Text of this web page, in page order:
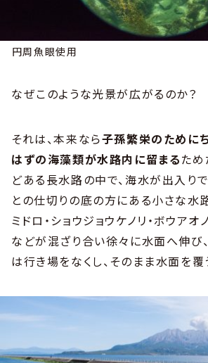
円周魚眼使用
なぜこのような光景が広がるのか？
それは、本来なら子孫繁栄のために
はずの海藻類が水路内に留まるた
どある長水路の中で、海水が出入り
との仕切りの底の方にある小さな水
ミドロ・ショウジョウケノリ・ボウアオ
などが混ざり合い徐々に水面へ伸び
は行き場をなくし、そのまま水面を覆